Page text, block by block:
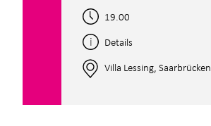
19.00
Details
Villa Lessing, Saarbrücken